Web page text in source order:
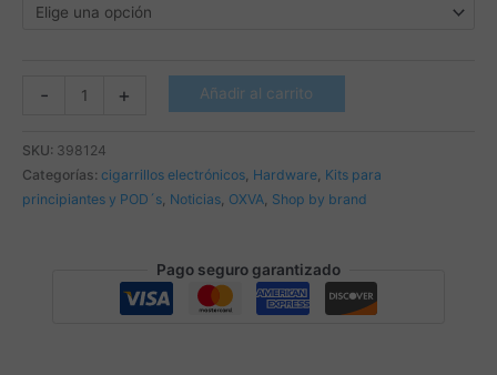
-
SE
2
KIT
+ Añadir al carrito
SKU: 398124
Categorías: cigarrillos electrónicos, Hardware, Kits para
principiantes y POD´s, Noticias, OXVA, Shop by brand
Pago seguro garantizado